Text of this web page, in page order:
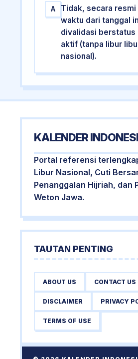
A
Tidak, secara resmi
waktu dari tanggal
divalidasi berstatus
aktif (tanpa libur
nasional).
KALENDER
Portal referensi
Libur Nasional, Cuti
Penanggalan Hijriah, dan
Weton Jawa.
TAUTAN PENTING
ABOUT US CONTACT US
DISCLAIMER PRIVACY
TERMS OF USE